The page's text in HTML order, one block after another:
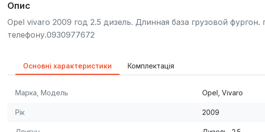
Опис
Opel vivaro 2009 год 2.5 дизель. Длинная база грузовой фургон.
телефону.0930977672
Основні характеристики Комплектація
Марка, Модель Opel, Vivaro
Рік 2009